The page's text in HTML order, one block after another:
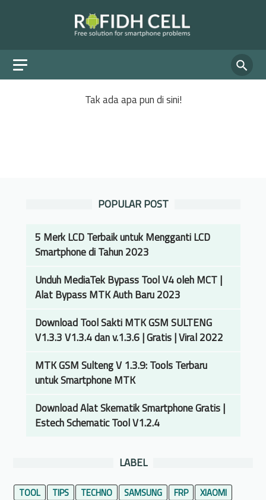
Tak ada apa pun di sini!
POPULAR POST
5 Merk LCD Terbaik untuk Mengganti LCD
Smartphone di Tahun 2023
Unduh MediaTek Bypass Tool V4 oleh MCT |
Alat Bypass MTK Auth Baru 2023
Download Tool Sakti MTK GSM SULTENG
V1.3.3 V1.3.4 dan v.1.3.6 | Gratis | Viral 2022
MTK GSM Sulteng V 1.3.9: Tools Terbaru
untuk Smartphone MTK
Download Alat Skematik Smartphone Gratis |
Estech Schematic Tool V1.2.4
LABEL
TOOL TIPS TECHNO SAMSUNG FRP
XIAOMI